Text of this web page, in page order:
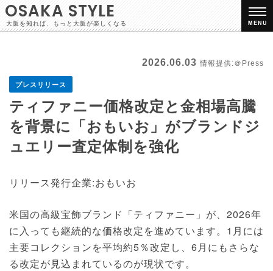
OSAKA STYLE
大阪を知れば、もっと大阪が楽しくなる MENU
2026.06.03 情報提供:＠Press
プレスリリース
ティファニー価格改定と金相場高騰
を背景に「おもいお」がブランドジ
ュエリー査定体制を強化
リリース発行企業:おもいお
米国の高級宝飾ブランド「ティファニー」が、2026年
に入っても継続的な価格改定を進めています。1月には
主要コレクションを平均約5％改定し、6月にもさらな
る改定が見込まれているのが現状です。